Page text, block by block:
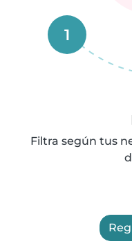
1
Filtra según tus